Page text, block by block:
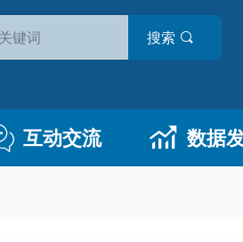
搜索
互动交流 数据